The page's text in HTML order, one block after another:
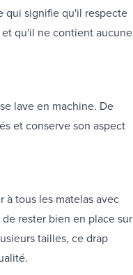
qui signifie qu'il respecte
qu'il ne contient aucune
lave en machine. De
et conserve son aspect
à tous les matelas avec
rester bien en place sur
tailles, ce drap